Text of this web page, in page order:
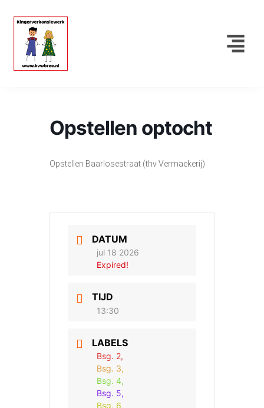
Opstellen optocht
Opstellen Baarlosestraat (thv Vermaekerij)
DATUM
jul 18 2026
Expired!
TIJD
13:30
LABELS
Bsg. 2,
Bsg. 3,
Bsg. 4,
Bsg. 5,
Bsg. 6,